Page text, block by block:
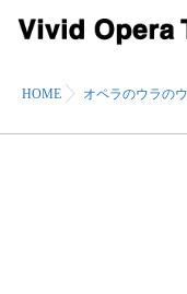
HOME オペラのウラの